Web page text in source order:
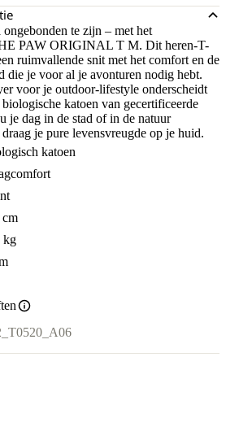
te zijn – met het
PAW ORIGINAL T M. Dit heren-T-
ruimvallende snit met het comfort en de
die je voor al je avonturen nodig hebt.
voor je outdoor-lifestyle onderscheidt
katoen van gecertificeerde
je dag in de stad of in de natuur
je pure levensvreugde op je huid.
katoen
cm
kg